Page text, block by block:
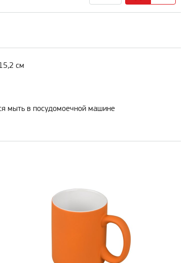
см
мыть в посудомоечной машине